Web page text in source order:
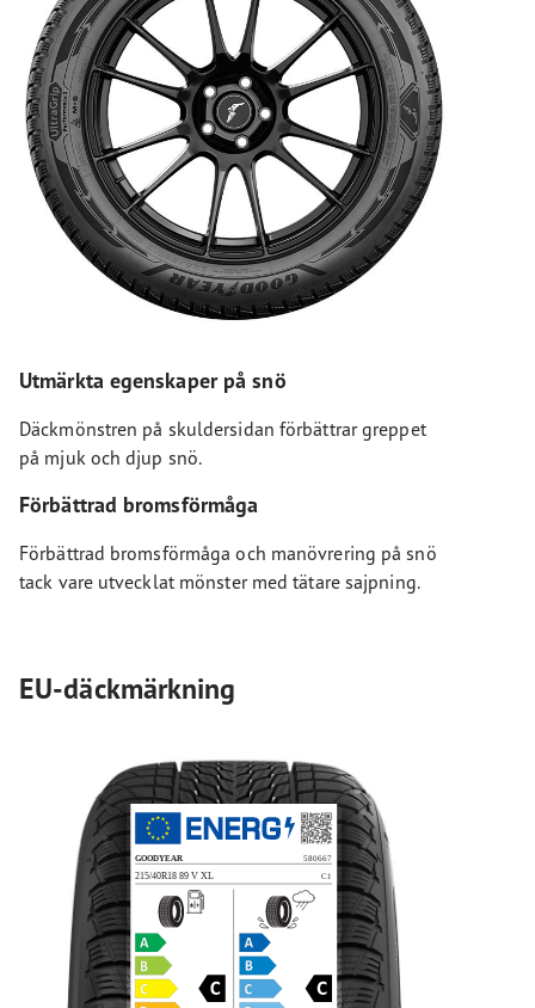
Utmärkta egenskaper på snö
Däckmönstren på skuldersidan förbättrar greppet
på mjuk och djup snö.
Förbättrad bromsförmåga
Förbättrad bromsförmåga och manövrering på snö
tack vare utvecklat mönster med tätare sajpning.
EU-däckmärkning